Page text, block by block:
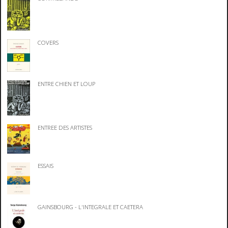
COVERS
ENTRE CHIEN ET LOUP
ENTREE DES ARTISTES
ESSAIS
GAINSBOURG - L'INTEGRALE ET CAETERA